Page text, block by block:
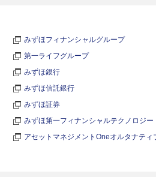
みずほフィナンシャルグループ
第一ライフグループ
みずほ銀行
みずほ信託銀行
みずほ証券
みずほ第一フィナンシャルテクノロジー
アセットマネジメントOneオルタナティ